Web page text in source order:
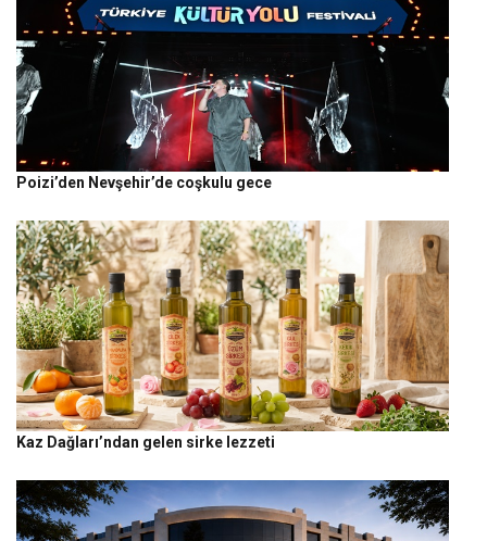
Poizi’den Nevşehir’de coşkulu gece
Kaz Dağları’ndan gelen sirke lezzeti